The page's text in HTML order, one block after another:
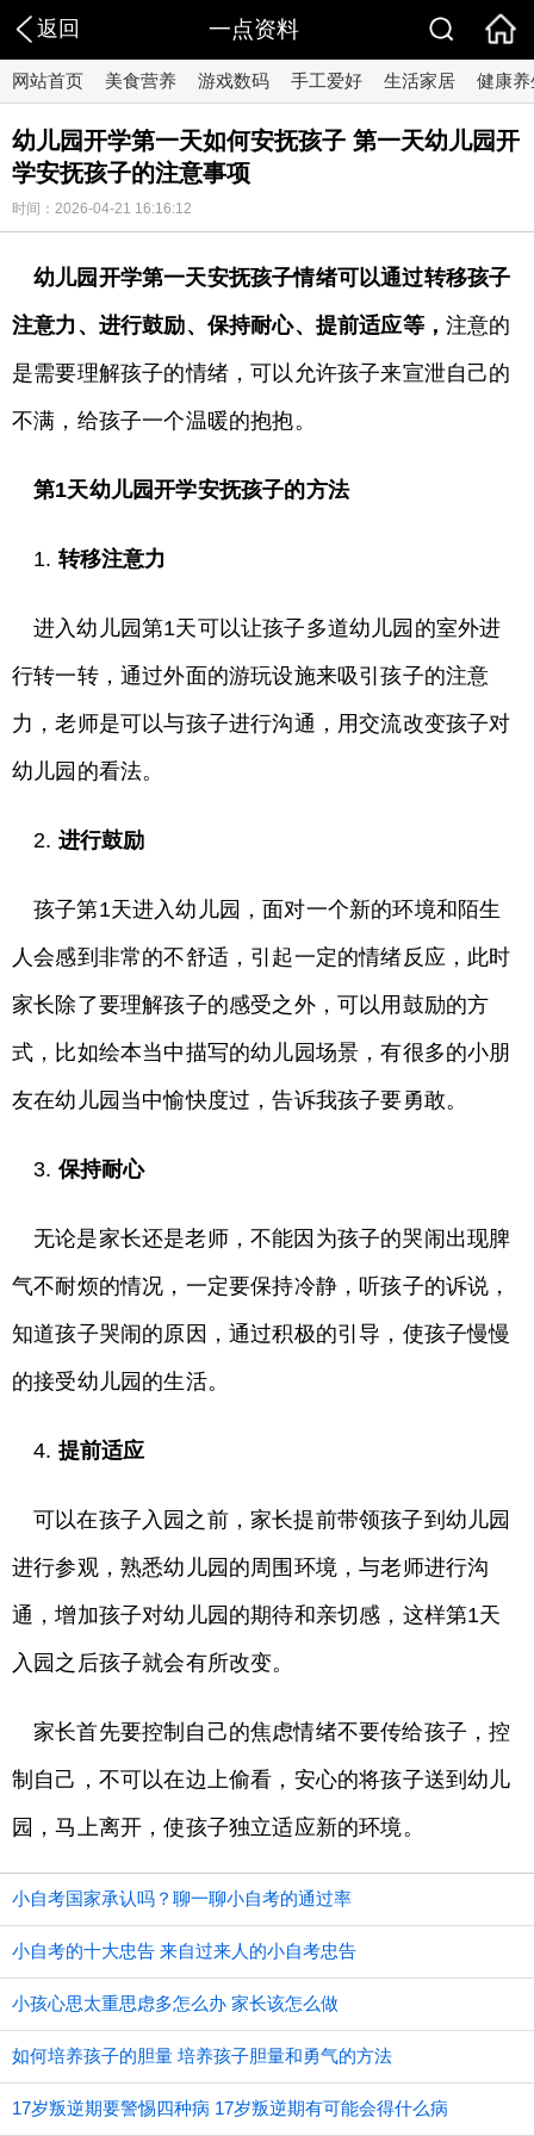
返回 一点资料
网站首页 美食营养 游戏数码 手工爱好 生活家居 健康养
幼儿园开学第一天如何安抚孩子 第一天幼儿园开
学安抚孩子的注意事项
时间：2026-04-21 16:16:12
幼儿园开学第一天安抚孩子情绪可以通过转移孩子
注意力、进行鼓励、保持耐心、提前适应等，注意的
是需要理解孩子的情绪，可以允许孩子来宣泄自己的
不满，给孩子一个温暖的抱抱。
第1天幼儿园开学安抚孩子的方法
1. 转移注意力
进入幼儿园第1天可以让孩子多道幼儿园的室外进
行转一转，通过外面的游玩设施来吸引孩子的注意
力，老师是可以与孩子进行沟通，用交流改变孩子对
幼儿园的看法。
2. 进行鼓励
孩子第1天进入幼儿园，面对一个新的环境和陌生
人会感到非常的不舒适，引起一定的情绪反应，此时
家长除了要理解孩子的感受之外，可以用鼓励的方
式，比如绘本当中描写的幼儿园场景，有很多的小朋
友在幼儿园当中愉快度过，告诉我孩子要勇敢。
3. 保持耐心
无论是家长还是老师，不能因为孩子的哭闹出现脾
气不耐烦的情况，一定要保持冷静，听孩子的诉说，
知道孩子哭闹的原因，通过积极的引导，使孩子慢慢
的接受幼儿园的生活。
4. 提前适应
可以在孩子入园之前，家长提前带领孩子到幼儿园
进行参观，熟悉幼儿园的周围环境，与老师进行沟
通，增加孩子对幼儿园的期待和亲切感，这样第1天
入园之后孩子就会有所改变。
家长首先要控制自己的焦虑情绪不要传给孩子，控
制自己，不可以在边上偷看，安心的将孩子送到幼儿
园，马上离开，使孩子独立适应新的环境。
小自考国家承认吗？聊一聊小自考的通过率
小自考的十大忠告 来自过来人的小自考忠告
小孩心思太重思虑多怎么办 家长该怎么做
如何培养孩子的胆量 培养孩子胆量和勇气的方法
17岁叛逆期要警惕四种病 17岁叛逆期有可能会得什么病